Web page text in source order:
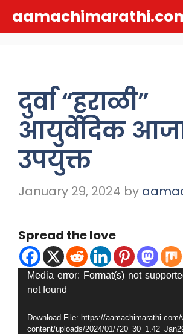
दुर्वा “हराळी”
आयुर्वेदिक
उपयुक्त
January 29, 2024 by
Spread the love
Video
Player
Media error: Format(s) not
not found
Download File: https://aamachimarathi.com/
content/uploads/2024/01/